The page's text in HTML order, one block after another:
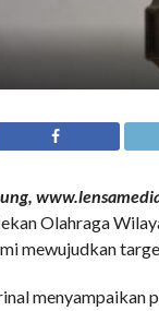
Olahraga
mewujudkan
menyampaikan